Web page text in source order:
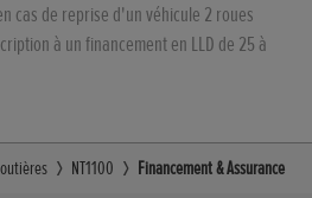
cas de reprise d'un véhicule 2 roues
à un financement en LLD de 25 à
NT1100 Financement & Assurance